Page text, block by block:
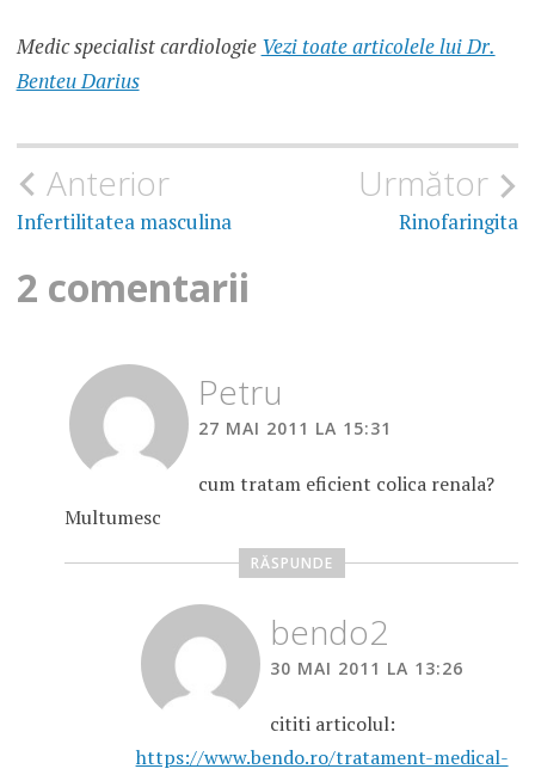
SIMPTOME
PIETRE LA
Medic specialist cardiologie Vezi toate articolele lui Dr.
Benteu Darius
Navigare
în
articole
Anterior
Infertilitatea masculina
Următor
Rinofaringita
2 comentarii
Petru
27 MAI 2011 LA 15:31
cum tratam eficient colica renala?
Multumesc
RĂSPUNDE
bendo2
30 MAI 2011 LA 13:26
cititi articolul:
https://www.bendo.ro/tratament-medical-